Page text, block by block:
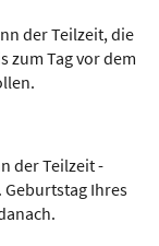
der Teilzeit, die
zum Tag vor dem
der Teilzeit -
Geburtstag Ihres